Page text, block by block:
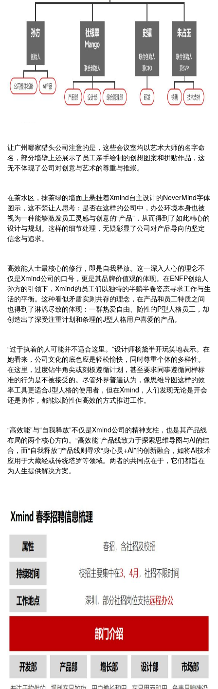
让广州哪家猎头公司注意的是，这些会议室均以艺术大师的名字命
名，部分墙壁上还展示了员工亲手绘制的创想图案和拼贴作品，这
无不体现了公司对创意与艺术的尊重与推崇。
在茶水区，抹茶绿的墙面上悬挂着Xmind自主设计的NeverMind字体
图示，这不禁让人思考：是否在这样的公司中，办公环境本身也被
视为一种能够激发员工灵感与创意的“产品”，从而得到了如此精心的
设计与规划。这样的细节处理，无疑彰显了公司对产品导向的坚定
信念与追求。
高效能人士最核心的修行，即是自我释放。这一深入人心的理念不
仅是Xmind公司的口号，更是其品牌价值观的体现。在ENFP创始人
孙方的引领下，Xmind的员工们以独特的半躺半卷姿态寻求工作与生
活的平衡。这种看似矛盾实则共存的理念，在产品和员工特质之间
也得到了淋漓尽致的体现：一群热爱自由、随性的P型人格员工，却
创造出了深受注重计划和条理的J型人格用户喜爱的产品。
“过于执着的人可能并不适合这里。”设计师杨黛半开玩笑地表示。在
她看来，公司文化的底色应是轻松愉快，同时尊重个体的多样性。
在这里，过度钻牛角尖或刻板遵循计划，甚至要求同事遵循同样标
准的行为是不被接受的。尽管外界普遍认为，像思维导图这样的效
率工具更适合J型人格的使用者，但在Xmind，人们发现无论是开会
还是协作，都能以随性但高效的方式推进工作。
“高效能”与“自我释放”不仅是Xmind公司的精神支柱，也是其产品线
布局的两个核心方向。“高效能”产品线致力于探索思维导图与AI的结
合，而“自我释放”产品线则寻求“身心灵+AI”的创新融合，如将AI技术
应用于大藏经或传统塔罗等领域。两者的共同点在于，它们都旨在
为人生提供解决方案。